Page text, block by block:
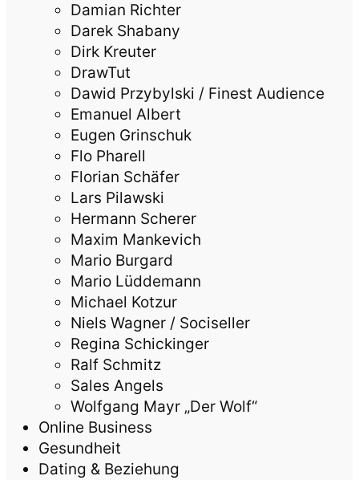
Damian Richter
Darek Shabany
Dirk Kreuter
DrawTut
Dawid Przybylski / Finest Audience
Emanuel Albert
Eugen Grinschuk
Flo Pharell
Florian Schäfer
Lars Pilawski
Hermann Scherer
Maxim Mankevich
Mario Burgard
Mario Lüddemann
Michael Kotzur
Niels Wagner / Sociseller
Regina Schickinger
Ralf Schmitz
Sales Angels
Wolfgang Mayr „Der Wolf“
Online Business
Gesundheit
Dating & Beziehung